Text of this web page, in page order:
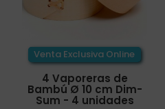
Venta Exclusiva Online
4 Vaporeras de
Bambú Ø 10 cm Dim-
Sum - 4 unidades